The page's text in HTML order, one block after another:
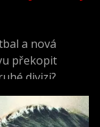
a nová
překopit
divizi?